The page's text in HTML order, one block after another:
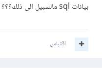
بيانات sql مالسبيل الى ذلك؟؟؟
اقتباس